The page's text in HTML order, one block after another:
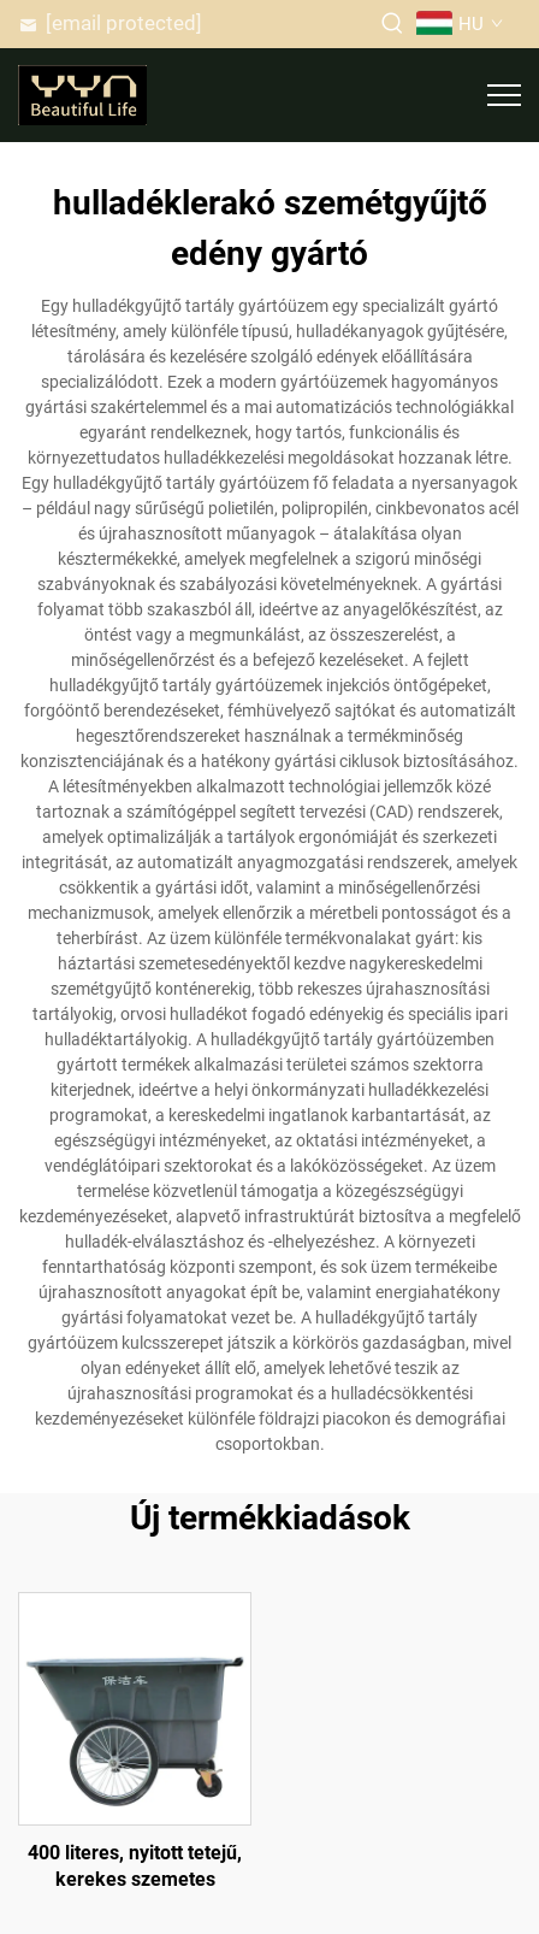
[email protected] HU
hulladéklerakó szemétgyűjtő
edény gyártó
Egy hulladékgyűjtő tartály gyártóüzem egy specializált gyártó
létesítmény, amely különféle típusú, hulladékanyagok gyűjtésére,
tárolására és kezelésére szolgáló edények előállítására
specializálódott. Ezek a modern gyártóüzemek hagyományos
gyártási szakértelemmel és a mai automatizációs technológiákkal
egyaránt rendelkeznek, hogy tartós, funkcionális és
környezettudatos hulladékkezelési megoldásokat hozzanak létre.
Egy hulladékgyűjtő tartály gyártóüzem fő feladata a nyersanyagok
– például nagy sűrűségű polietilén, polipropilén, cinkbevonatos acél
és újrahasznosított műanyagok – átalakítása olyan
késztermékekké, amelyek megfelelnek a szigorú minőségi
szabványoknak és szabályozási követelményeknek. A gyártási
folyamat több szakaszból áll, ideértve az anyagelőkészítést, az
öntést vagy a megmunkálást, az összeszerelést, a
minőségellenőrzést és a befejező kezeléseket. A fejlett
hulladékgyűjtő tartály gyártóüzemek injekciós öntőgépeket,
forgóöntő berendezéseket, fémhüvelyező sajtókat és automatizált
hegesztőrendszereket használnak a termékminőség
konzisztenciájának és a hatékony gyártási ciklusok biztosításához.
A létesítményekben alkalmazott technológiai jellemzők közé
tartoznak a számítógéppel segített tervezési (CAD) rendszerek,
amelyek optimalizálják a tartályok ergonómiáját és szerkezeti
integritását, az automatizált anyagmozgatási rendszerek, amelyek
csökkentik a gyártási időt, valamint a minőségellenőrzési
mechanizmusok, amelyek ellenőrzik a méretbeli pontosságot és a
teherbírást. Az üzem különféle termékvonalakat gyárt: kis
háztartási szemetesedényektől kezdve nagykereskedelmi
szemétgyűjtő konténerekig, több rekeszes újrahasznosítási
tartályokig, orvosi hulladékot fogadó edényekig és speciális ipari
hulladéktartályokig. A hulladékgyűjtő tartály gyártóüzemben
gyártott termékek alkalmazási területei számos szektorra
kiterjednek, ideértve a helyi önkormányzati hulladékkezelési
programokat, a kereskedelmi ingatlanok karbantartását, az
egészségügyi intézményeket, az oktatási intézményeket, a
vendéglátóipari szektorokat és a lakóközösségeket. Az üzem
termelése közvetlenül támogatja a közegészségügyi
kezdeményezéseket, alapvető infrastruktúrát biztosítva a megfelelő
hulladék-elválasztáshoz és -elhelyezéshez. A környezeti
fenntarthatóság központi szempont, és sok üzem termékeibe
újrahasznosított anyagokat épít be, valamint energiahatékony
gyártási folyamatokat vezet be. A hulladékgyűjtő tartály
gyártóüzem kulcsszerepet játszik a körkörös gazdaságban, mivel
olyan edényeket állít elő, amelyek lehetővé teszik az
újrahasznosítási programokat és a hulladécsökkentési
kezdeményezéseket különféle földrajzi piacokon és demográfiai
csoportokban.
Új termékkiadások
400 literes, nyitott tetejű,
kerekes szemetes